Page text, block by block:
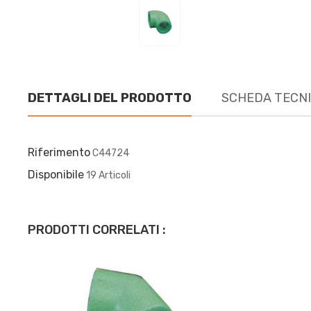
DETTAGLI DEL PRODOTTO SCHEDA
RiferimentoC44724
Disponibile19 Articoli
PRODOTTI CORRELATI :